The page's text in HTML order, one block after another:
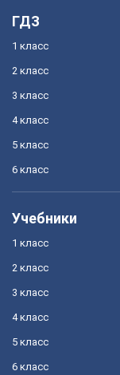
ГДЗ
1 класс
2 класс
3 класс
4 класс
5 класс
6 класс
Учебники
1 класс
2 класс
3 класс
4 класс
5 класс
6 класс